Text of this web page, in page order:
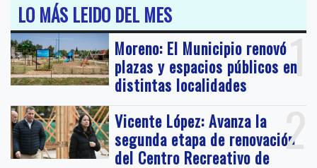
LO MÁS LEIDO DEL MES
1
Moreno: El Municipio renovó
plazas y espacios públicos en
distintas localidades
2
Vicente López: Avanza la
segunda etapa de renovación
del Centro Recreativo de